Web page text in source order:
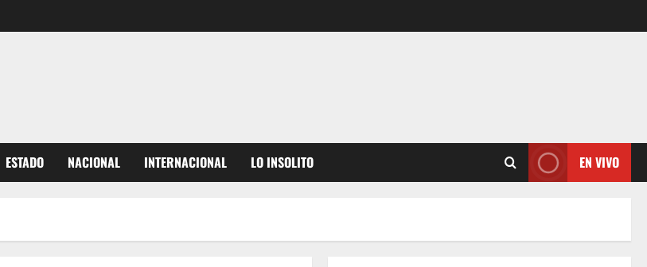
ESTADO NACIONAL INTERNACIONAL LO INSOLITO EN VIVO